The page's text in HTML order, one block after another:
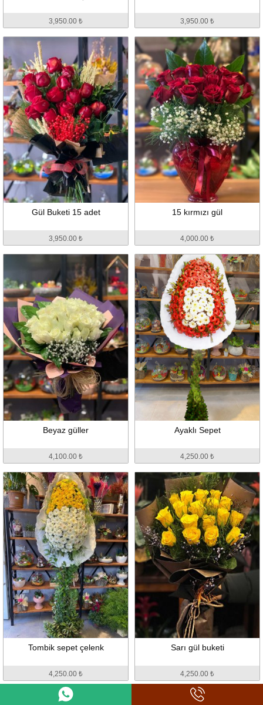
3,950.00 ₺ 3,950.00 ₺
Gül Buketi 15 adet
3,950.00 ₺
15 kırmızı gül
4,000.00 ₺
Beyaz güller
4,100.00 ₺
Ayaklı Sepet
4,250.00 ₺
Tombik sepet çelenk
4,250.00 ₺
Sarı gül buketi
4,250.00 ₺